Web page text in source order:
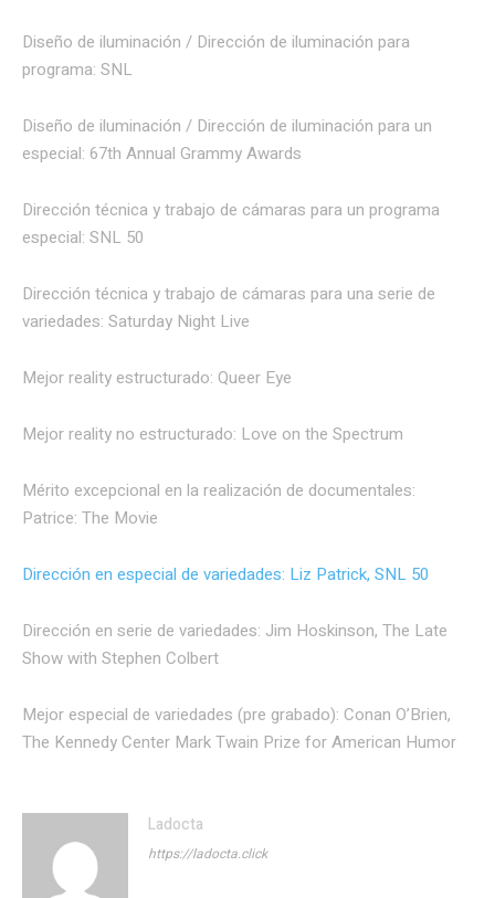
Diseño de iluminación / Dirección de iluminación para
programa: SNL
Diseño de iluminación / Dirección de iluminación para un
especial: 67th Annual Grammy Awards
Dirección técnica y trabajo de cámaras para un programa
especial: SNL 50
Dirección técnica y trabajo de cámaras para una serie de
variedades: Saturday Night Live
Mejor reality estructurado: Queer Eye
Mejor reality no estructurado: Love on the Spectrum
Mérito excepcional en la realización de documentales:
Patrice: The Movie
Dirección en especial de variedades: Liz Patrick, SNL 50
Dirección en serie de variedades: Jim Hoskinson, The Late
Show with Stephen Colbert
Mejor especial de variedades (pre grabado): Conan O’Brien,
The Kennedy Center Mark Twain Prize for American Humor
Ladocta
https://ladocta.click